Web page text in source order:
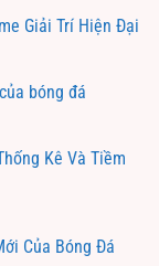
Giải Trí Hiện Đại
bóng đá
Kê Và Tiềm
Của Bóng Đá